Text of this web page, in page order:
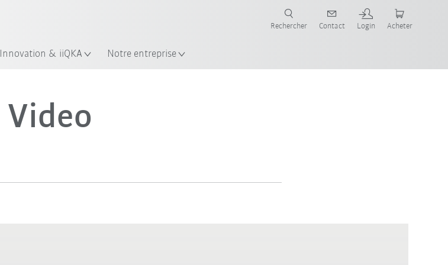
Innovation & iiQKA Notre entreprise
Rechercher Contact Login Acheter
Video